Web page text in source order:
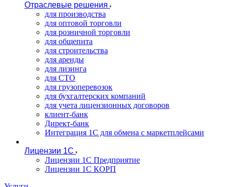
Отраслевые решения
для производства
для оптовой торговли
для розничной торговли
для общепита
для строительства
для аренды
для лизинга
для СТО
для грузоперевозок
для бухгалтерских компаний
для учета лицензионных договоров
клиент-банк
Директ-банк
Интеграция 1C для обмена с маркетплейсами
Лицензии 1С
Лицензии 1С Предприятие
Лицензии 1С КОРП